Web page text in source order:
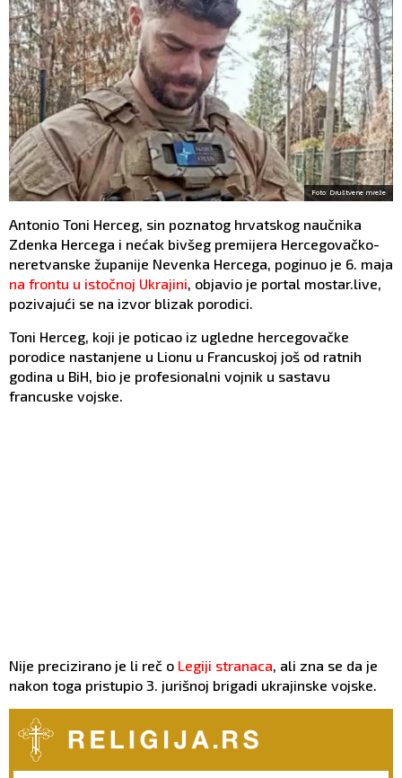
Foto: Društvene mreže
Antonio Toni Herceg, sin poznatog hrvatskog naučnika
Zdenka Hercega i nećak bivšeg premijera Hercegovačko-
neretvanske županije Nevenka Hercega, poginuo je 6. maja
na frontu u istočnoj Ukrajini, objavio je portal mostar.live,
pozivajući se na izvor blizak porodici.
Toni Herceg, koji je poticao iz ugledne hercegovačke
porodice nastanjene u Lionu u Francuskoj još od ratnih
godina u BiH, bio je profesionalni vojnik u sastavu
francuske vojske.
Nije precizirano je li reč o Legiji stranaca, ali zna se da je
nakon toga pristupio 3. jurišnoj brigadi ukrajinske vojske.